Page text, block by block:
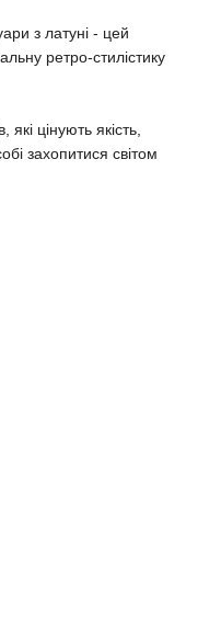
з латуні - цей
ретро-стилістику
цінують якість,
захопитися світом